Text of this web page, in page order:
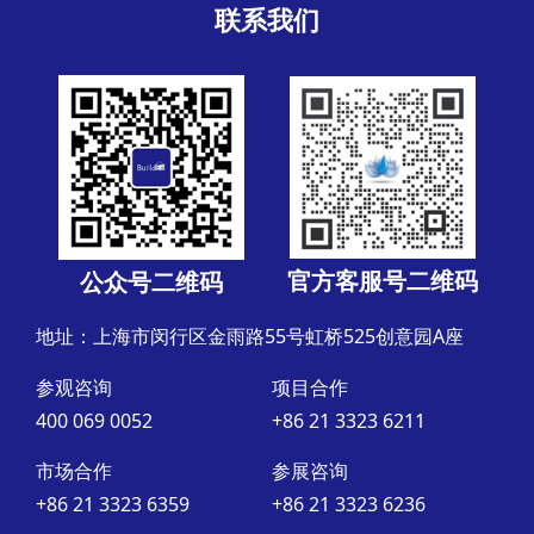
联系我们
公众号二维码 官方客服号二维码
地址：上海市闵行区金雨路55号虹桥525创意园A座
参观咨询
400 069 0052
项目合作
+86 21 3323 6211
市场合作
+86 21 3323 6359
参展咨询
+86 21 3323 6236